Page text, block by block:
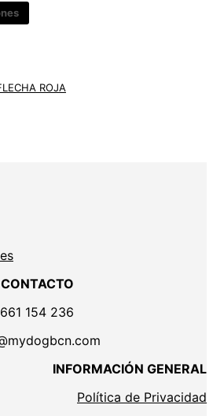
ROJA
CONTACTO
661 154 236
INFORMACIÓN GENERAL
Política de Privacidad